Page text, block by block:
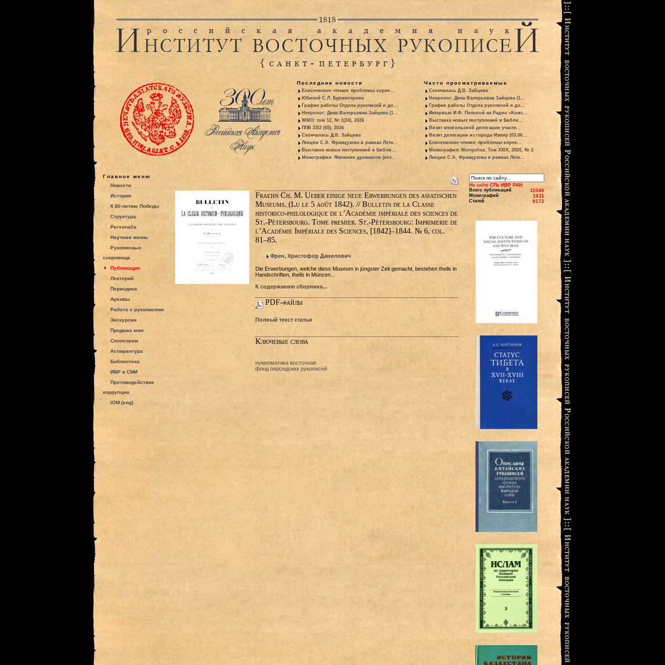
Последние новости
Елисеевские чтения: проблемы корее...
Юбилей С.Л. Бурмистрова
График работы Отдела рукописей и до...
Некролог: Дина Валерьевна Зайцева (1...
WMO: том 12, № 1(24), 2026
ППВ 23/2 (65), 2026
Скончалась Д.В. Зайцева
Лекции С.А. Французова в рамках Летн...
Выставка новых поступлений в Библи...
Монография: Японские древности (ист...
Часто просматриваемые
Скончалась Д.В. Зайцева
Некролог: Дина Валерьевна Зайцева (1...
График работы Отдела рукописей и до...
Интервью И.Ф. Поповой на Радио «Комс...
Выставка новых поступлений в Библи...
Визит монгольской делегации участн...
Визит делегации из города Измир (03.06...
Елисеевские чтения: проблемы корее...
Монография: Mongolica. Том XXIX, 2026, № 2
Лекции С.А. Французова в рамках Летн...
Главное меню
Новости
История
К 80-летию Победы
Структура
Personalia
Научная жизнь
Рукописные
сокровища
Публикации
Лекторий
Периодика
Архивы
Работа с рукописями
Экскурсии
Продажа книг
Спонсорам
Аспирантура
Библиотека
ИВР в СМИ
Противодействие
коррупции
IOM (eng)
Fraehn Ch. M. Ueber einige neue Erwerbungen des asiatischen
Museums. (Lu le 5 août 1842). // Bulletin de la Classe
historico-philologique de l’Académie impériale des sciences de
St.-Pétersbourg. Tome premier. St.-Pétersbourg: Imprimerie de
l’Académie Impériale des Sciences, [1842]–1844. № 6, col.
81–85.
Френ, Христофор Данилович
Die Erwerbungen, welche diess Museum in jüngster Zeit gemacht, bestehen theils in
Handschriften, theils in Münzen...
К содержанию сборника...
PDF-файлы
Полный текст статьи
Ключевые слова
нумизматика восточная
фонд персидских рукописей
На сайте СПб ИВР РАН
Всего публикаций 11046
Монографий 1611
Статей 9172